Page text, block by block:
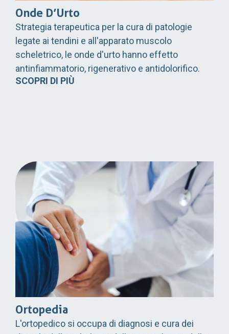
Onde D’Urto
Strategia terapeutica per la cura di patologie
legate ai tendini e all'apparato muscolo
scheletrico, le onde d'urto hanno effetto
antinfiammatorio, rigenerativo e antidolorifico.
SCOPRI DI PIÙ
Ortopedia
L'ortopedico si occupa di diagnosi e cura dei